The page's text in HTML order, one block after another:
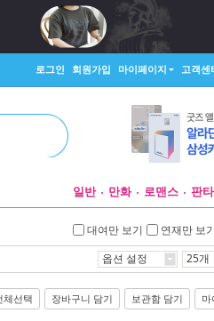
로그인 회원가입 마이페이지 고객센
일반 만화 로맨스 판
대여만 보기 연재만 보기
옵션 설정 25개
체선택 장바구니 담기 보관함 담기 마